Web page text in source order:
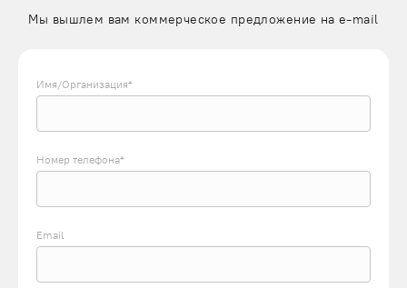
Мы вышлем вам коммерческое предложение на e-mail
Имя/Организация*
Номер телефона*
Email